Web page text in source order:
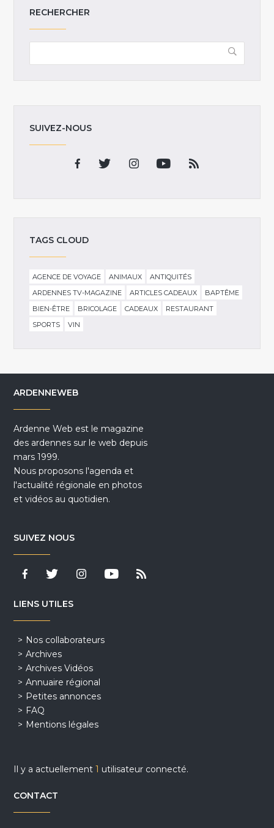
RECHERCHER
SUIVEZ-NOUS
TAGS CLOUD
AGENCE DE VOYAGE ANIMAUX
ANTIQUITÉS
ARDENNES TV-MAGAZINE
ARTICLES CADEAUX
BAPTÊME
BIEN-ÊTRE
BRICOLAGE CADEAUX
RESTAURANT
SPORTS
VIN
ARDENNEWEB
Ardenne Web est le magazine
des ardennes sur le web depuis
mars 1999.
Nous proposons l'agenda et
l'actualité régionale en photos
et vidéos au quotidien.
SUIVEZ NOUS
LIENS UTILES
Nos collaborateurs
Archives
Archives Vidéos
Annuaire régional
Petites annonces
FAQ
Mentions légales
Il y a actuellement1 utilisateur connecté.
CONTACT